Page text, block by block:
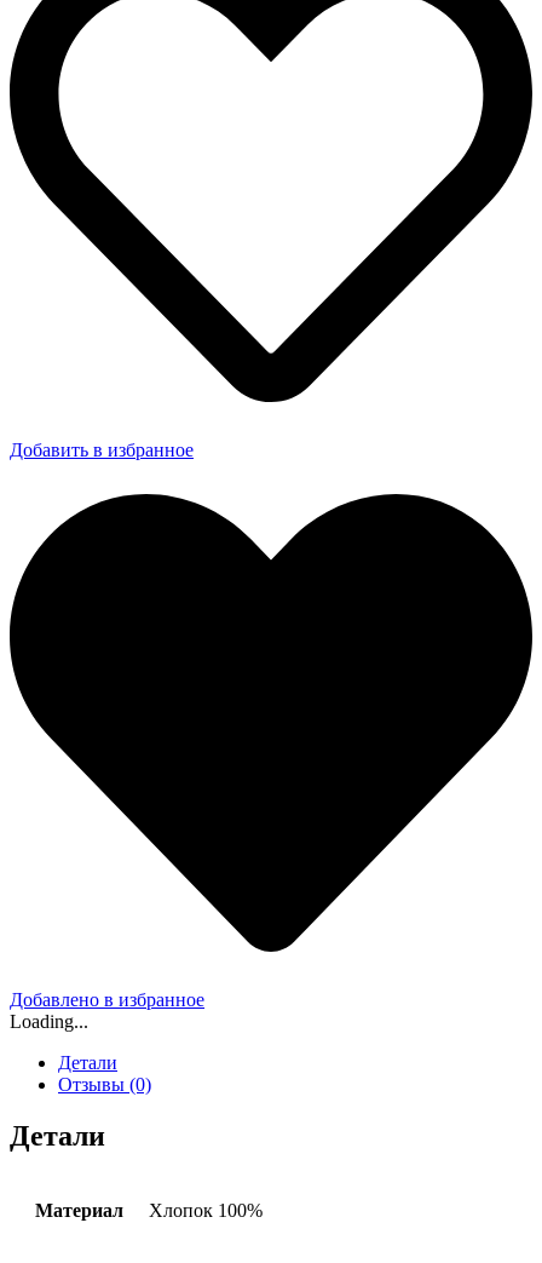
Добавить в избранное
Добавлено в избранное
Loading...
Детали
Отзывы (0)
Детали
Материал Хлопок 100%